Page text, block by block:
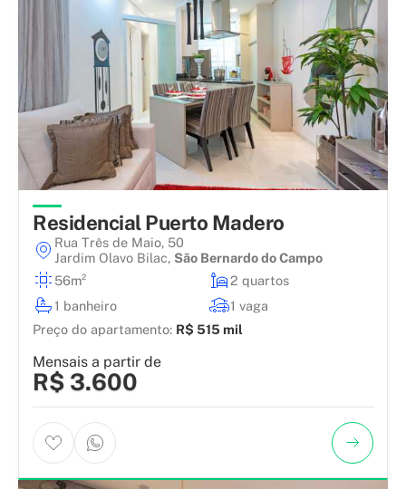
Residencial Puerto Madero
Rua Três de Maio, 50
Jardim Olavo Bilac, São Bernardo do Campo
56m²
2 quartos
1 banheiro
1 vaga
Preço do apartamento: R$ 515 mil
Mensais a partir de
R$ 3.600